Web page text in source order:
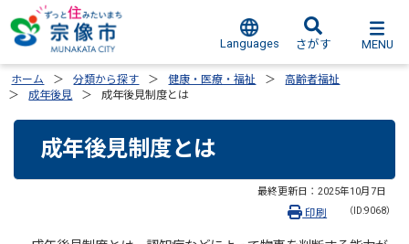
Languages さがす MENU
ホーム 分類から探す 健康・医療・福祉
高齢者福祉
成年後見
成年後見制度とは
成年後見制度とは
最終更新日： 2025年10月7日
（ID:9068）
印刷